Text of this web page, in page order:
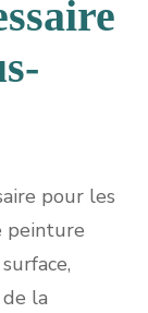
pour les
peinture
la